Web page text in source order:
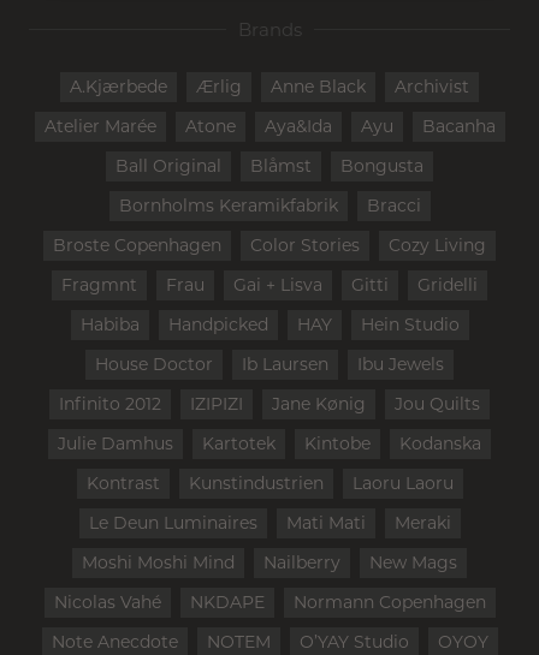
Brands
A.Kjærbede Ærlig Anne Black
Archivist
Atelier Marée
Atone Aya&Ida Ayu
Bacanha
Ball Original
Blåmst
Bongusta
Bornholms Keramikfabrik
Bracci
Broste Copenhagen
Color Stories
Cozy Living
Fragmnt
Frau Gai + Lisva Gitti
Gridelli
Habiba
Handpicked HAY
Hein Studio
House Doctor
Ib Laursen
Ibu Jewels
Infinito 2012
IZIPIZI Jane Kønig
Jou Quilts
Julie Damhus
Kartotek Kintobe
Kodanska
Kontrast
Kunstindustrien
Laoru Laoru
Le Deun Luminaires
Mati Mati
Meraki
Moshi Moshi Mind
Nailberry
New Mags
Nicolas Vahé
NKDAPE
Normann Copenhagen
Note Anecdote
NOTEM O’YAY Studio
OYOY